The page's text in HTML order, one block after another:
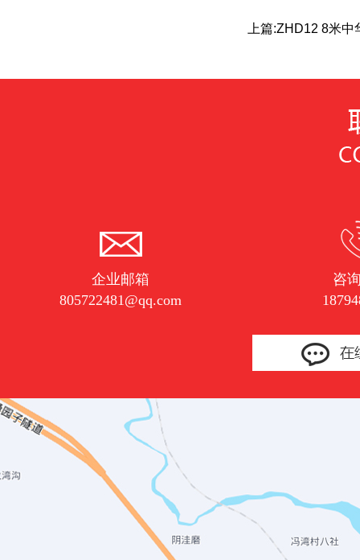
上篇:ZHD12 8米中
企业邮箱
805722481@qq.com
咨